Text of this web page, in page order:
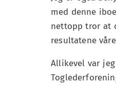
med denne
nettopp tror at
resultatene
Allikevel var